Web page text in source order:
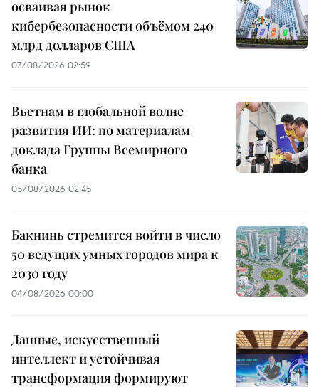
осваивая рынок
кибербезопасности объёмом 240
млрд долларов США
07/08/2026 02:59
Вьетнам в глобальной волне
развития ИИ: по материалам
доклада Группы Всемирного
банка
05/08/2026 02:45
Бакнинь стремится войти в число
50 ведущих умных городов мира к
2030 году
04/08/2026 00:00
Данные, искусственный
интеллект и устойчивая
трансформация формируют